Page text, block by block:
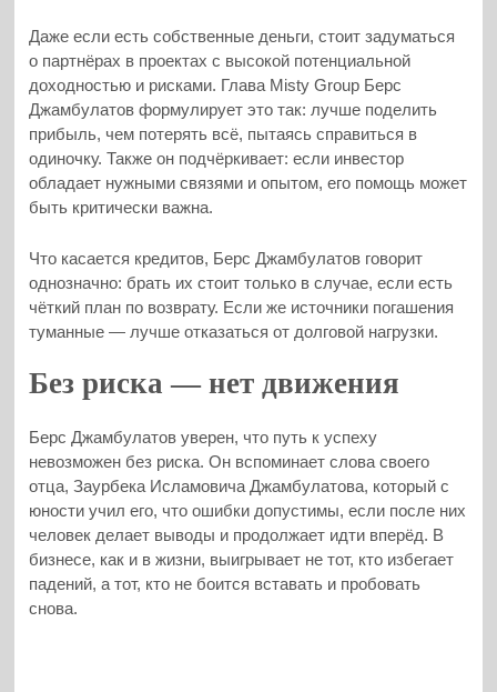
Даже если есть собственные деньги, стоит задуматься
о партнёрах в проектах с высокой потенциальной
доходностью и рисками. Глава Misty Group Берс
Джамбулатов формулирует это так: лучше поделить
прибыль, чем потерять всё, пытаясь справиться в
одиночку. Также он подчёркивает: если инвестор
обладает нужными связями и опытом, его помощь может
быть критически важна.
Что касается кредитов, Берс Джамбулатов говорит
однозначно: брать их стоит только в случае, если есть
чёткий план по возврату. Если же источники погашения
туманные — лучше отказаться от долговой нагрузки.
Без риска — нет движения
Берс Джамбулатов уверен, что путь к успеху
невозможен без риска. Он вспоминает слова своего
отца, Заурбека Исламовича Джамбулатова, который с
юности учил его, что ошибки допустимы, если после них
человек делает выводы и продолжает идти вперёд. В
бизнесе, как и в жизни, выигрывает не тот, кто избегает
падений, а тот, кто не боится вставать и пробовать
снова.